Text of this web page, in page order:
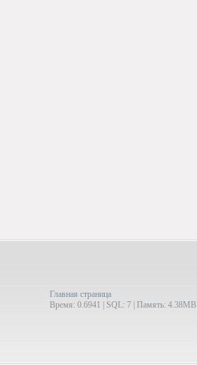
Главная страница
Время: 0.6941 | SQL: 7 | Память: 4.38MB